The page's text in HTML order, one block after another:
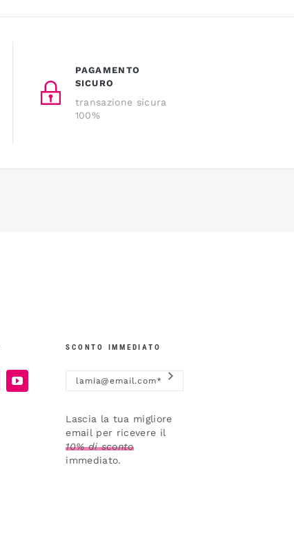
PAGAMENTO
SICURO
transazione sicura
100%
SCONTO IMMEDIATO
Lascia la tua migliore
email per ricevere il
10% di sconto
immediato.